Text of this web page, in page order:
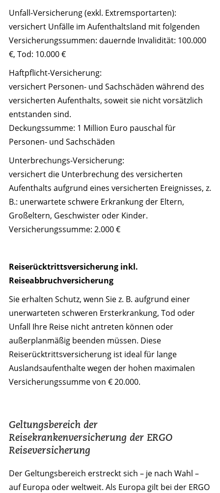
Unfall-Versicherung (exkl. Extremsportarten):
versichert Unfälle im Aufenthaltsland mit folgenden
Versicherungssummen: dauernde Invalidität: 100.000
€, Tod: 10.000 €
Haftpflicht-Versicherung:
versichert Personen- und Sachschäden während des
versicherten Aufenthalts, soweit sie nicht vorsätzlich
entstanden sind.
Deckungssumme: 1 Million Euro pauschal für
Personen- und Sachschäden
Unterbrechungs-Versicherung:
versichert die Unterbrechung des versicherten
Aufenthalts aufgrund eines versicherten Ereignisses, z.
B.: unerwartete schwere Erkrankung der Eltern,
Großeltern, Geschwister oder Kinder.
Versicherungssumme: 2.000 €
Reiserücktrittsversicherung inkl.
Reiseabbruchversicherung
Sie erhalten Schutz, wenn Sie z. B. aufgrund einer
unerwarteten schweren Ersterkrankung, Tod oder
Unfall Ihre Reise nicht antreten können oder
außerplanmäßig beenden müssen. Diese
Reiserücktrittsversicherung ist ideal für lange
Auslandsaufenthalte wegen der hohen maximalen
Versicherungssumme von € 20.000.
Geltungsbereich der
Reisekrankenversicherung der ERGO
Reiseversicherung
Der Geltungsbereich erstreckt sich – je nach Wahl –
auf Europa oder weltweit. Als Europa gilt bei der ERGO